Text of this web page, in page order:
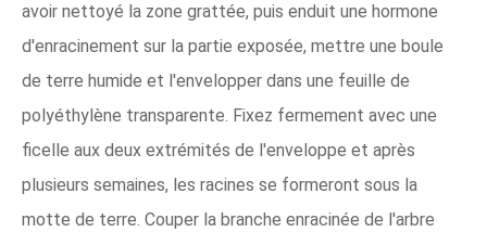
avoir nettoyé la zone grattée, puis enduit une hormone
d'enracinement sur la partie exposée, mettre une boule
de terre humide et l'envelopper dans une feuille de
polyéthylène transparente. Fixez fermement avec une
ficelle aux deux extrémités de l'enveloppe et après
plusieurs semaines, les racines se formeront sous la
motte de terre. Couper la branche enracinée de l'arbre